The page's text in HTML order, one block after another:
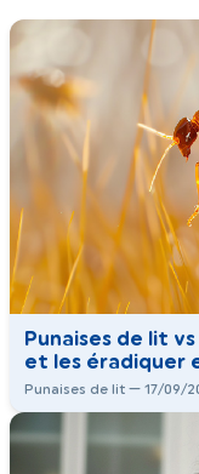
Punaises de lit
et les éradiquer
Punaises de lit — 17/09/